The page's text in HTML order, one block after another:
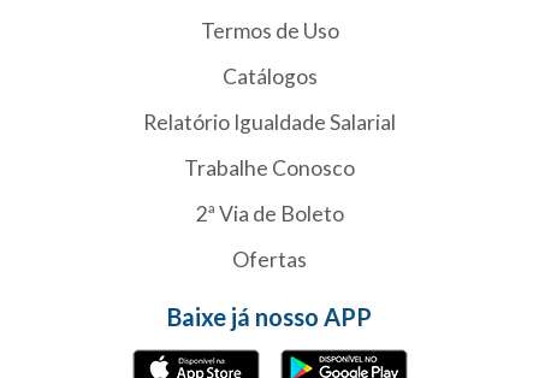
Termos de Uso
Catálogos
Relatório Igualdade Salarial
Trabalhe Conosco
2ª Via de Boleto
Ofertas
Baixe já nosso APP